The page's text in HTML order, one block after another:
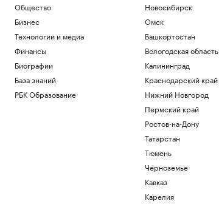
Общество
Бизнес
Технологии и медиа
Финансы
Биографии
База знаний
РБК Образование
Новосибирск
Омск
Башкортостан
Вологодская область
Калининград
Краснодарский край
Нижний Новгород
Пермский край
Ростов-на-Дону
Татарстан
Тюмень
Черноземье
Кавказ
Карелия